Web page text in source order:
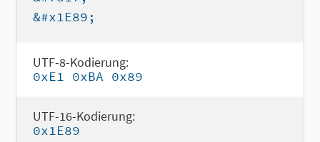
&#x1E89;
UTF-8-Kodierung:
0xE1 0xBA 0x89
UTF-16-Kodierung:
0x1E89